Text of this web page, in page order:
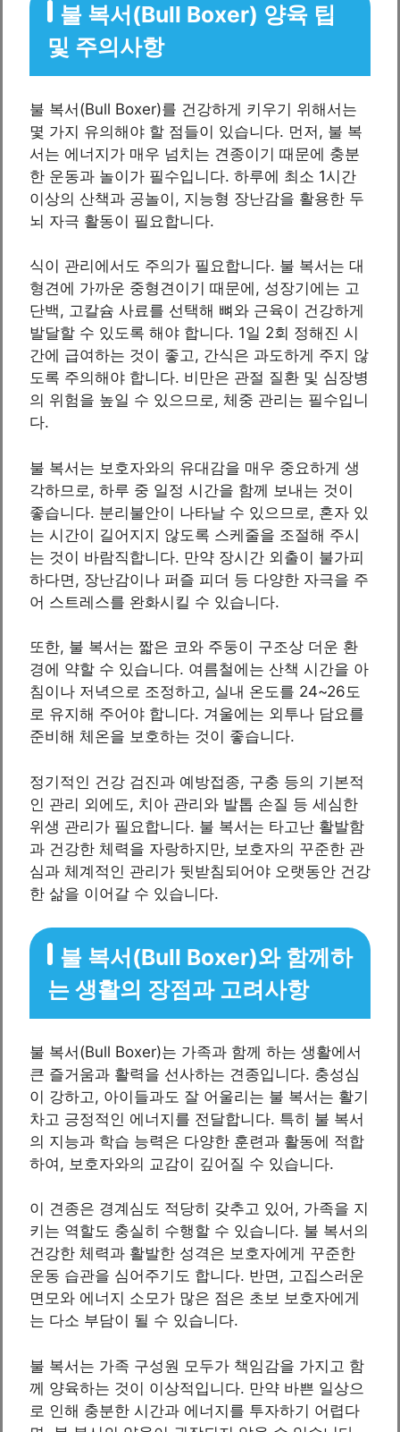
불 복서(Bull Boxer) 양육 팁
및 주의사항
불 복서(Bull Boxer)를 건강하게 키우기 위해서는
몇 가지 유의해야 할 점들이 있습니다. 먼저, 불 복
서는 에너지가 매우 넘치는 견종이기 때문에 충분
한 운동과 놀이가 필수입니다. 하루에 최소 1시간
이상의 산책과 공놀이, 지능형 장난감을 활용한 두
뇌 자극 활동이 필요합니다.
식이 관리에서도 주의가 필요합니다. 불 복서는 대
형견에 가까운 중형견이기 때문에, 성장기에는 고
단백, 고칼슘 사료를 선택해 뼈와 근육이 건강하게
발달할 수 있도록 해야 합니다. 1일 2회 정해진 시
간에 급여하는 것이 좋고, 간식은 과도하게 주지 않
도록 주의해야 합니다. 비만은 관절 질환 및 심장병
의 위험을 높일 수 있으므로, 체중 관리는 필수입니
다.
불 복서는 보호자와의 유대감을 매우 중요하게 생
각하므로, 하루 중 일정 시간을 함께 보내는 것이
좋습니다. 분리불안이 나타날 수 있으므로, 혼자 있
는 시간이 길어지지 않도록 스케줄을 조절해 주시
는 것이 바람직합니다. 만약 장시간 외출이 불가피
하다면, 장난감이나 퍼즐 피더 등 다양한 자극을 주
어 스트레스를 완화시킬 수 있습니다.
또한, 불 복서는 짧은 코와 주둥이 구조상 더운 환
경에 약할 수 있습니다. 여름철에는 산책 시간을 아
침이나 저녁으로 조정하고, 실내 온도를 24~26도
로 유지해 주어야 합니다. 겨울에는 외투나 담요를
준비해 체온을 보호하는 것이 좋습니다.
정기적인 건강 검진과 예방접종, 구충 등의 기본적
인 관리 외에도, 치아 관리와 발톱 손질 등 세심한
위생 관리가 필요합니다. 불 복서는 타고난 활발함
과 건강한 체력을 자랑하지만, 보호자의 꾸준한 관
심과 체계적인 관리가 뒷받침되어야 오랫동안 건강
한 삶을 이어갈 수 있습니다.
불 복서(Bull Boxer)와 함께하
는 생활의 장점과 고려사항
불 복서(Bull Boxer)는 가족과 함께 하는 생활에서
큰 즐거움과 활력을 선사하는 견종입니다. 충성심
이 강하고, 아이들과도 잘 어울리는 불 복서는 활기
차고 긍정적인 에너지를 전달합니다. 특히 불 복서
의 지능과 학습 능력은 다양한 훈련과 활동에 적합
하여, 보호자와의 교감이 깊어질 수 있습니다.
이 견종은 경계심도 적당히 갖추고 있어, 가족을 지
키는 역할도 충실히 수행할 수 있습니다. 불 복서의
건강한 체력과 활발한 성격은 보호자에게 꾸준한
운동 습관을 심어주기도 합니다. 반면, 고집스러운
면모와 에너지 소모가 많은 점은 초보 보호자에게
는 다소 부담이 될 수 있습니다.
불 복서는 가족 구성원 모두가 책임감을 가지고 함
께 양육하는 것이 이상적입니다. 만약 바쁜 일상으
로 인해 충분한 시간과 에너지를 투자하기 어렵다